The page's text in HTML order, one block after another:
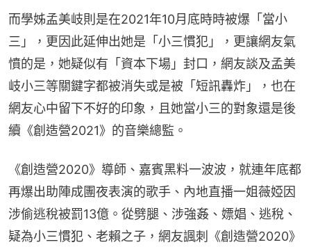
而學姊孟美岐則是在2021年10月底時時被爆「當小
三」，更因此延伸出她是「小三慣犯」，更讓網友氣
憤的是，她疑似有「資本下場」封口，網友談及孟美
岐小三等關鍵字都被消失或是被「短訊轟炸」，也在
網友心中留下不好的印象，且她當小三的對象還是後
續《創造營2021》的音樂總監。
《創造營2020》導師、嘉賓黑料一波波，就連年底都
再爆出助陣成團夜表演的歌手、內地直播一姐薇婭因
涉偷逃稅被罰13億。從劈腿、涉強姦、嫖娼、逃稅、
疑為小三慣犯、老賴之子，網友諷刺《創造營2020》